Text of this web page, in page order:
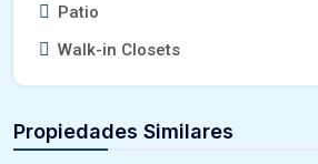
Patio
Walk-in Closets
Propiedades Similares
290.74 m² -